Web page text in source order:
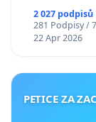
2 027 podpisů
281 Podpisy /
22 Apr 2026
PETICE ZA